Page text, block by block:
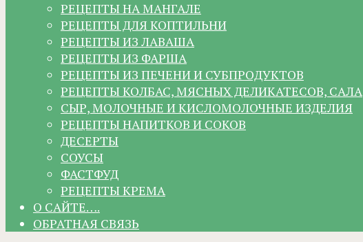
РЕЦЕПТЫ НА МАНГАЛЕ
РЕЦЕПТЫ ДЛЯ КОПТИЛЬНИ
РЕЦЕПТЫ ИЗ ЛАВАША
РЕЦЕПТЫ ИЗ ФАРША
РЕЦЕПТЫ ИЗ ПЕЧЕНИ И СУБПРОДУКТОВ
РЕЦЕПТЫ КОЛБАС, МЯСНЫХ ДЕЛИКАТЕСОВ, САЛА
СЫР, МОЛОЧНЫЕ И КИСЛОМОЛОЧНЫЕ ИЗДЕЛИЯ
РЕЦЕПТЫ НАПИТКОВ И СОКОВ
ДЕСЕРТЫ
СОУСЫ
ФАСТФУД
РЕЦЕПТЫ КРЕМА
О САЙТЕ….
ОБРАТНАЯ СВЯЗЬ